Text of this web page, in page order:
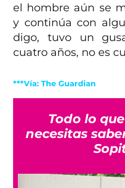
el hombre aún se
y continúa con
digo, tuvo un
cuatro años, no es
***Vía: The Guardian
Todo lo
necesitas